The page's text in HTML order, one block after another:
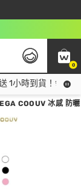
0
1小時到貨！領神
COOUV 冰感